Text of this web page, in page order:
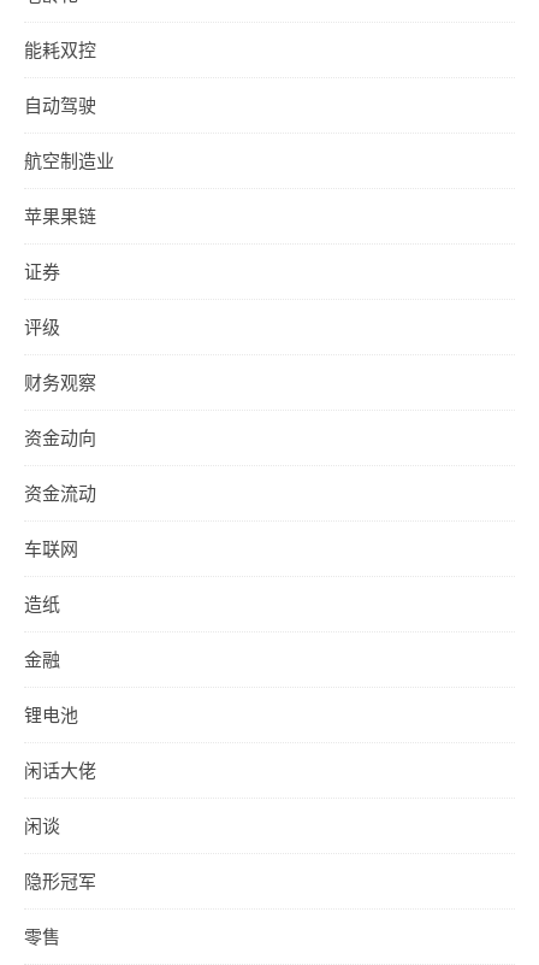
能耗双控
自动驾驶
航空制造业
苹果果链
证券
评级
财务观察
资金动向
资金流动
车联网
造纸
金融
锂电池
闲话大佬
闲谈
隐形冠军
零售